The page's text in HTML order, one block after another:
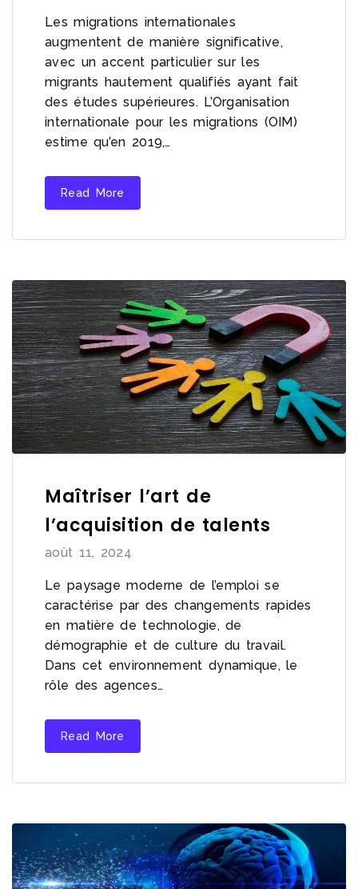
Les migrations internationales
augmentent de manière significative,
avec un accent particulier sur les
migrants hautement qualifiés ayant fait
des études supérieures. L’Organisation
internationale pour les migrations (OIM)
estime qu’en 2019,…
Read More
Maîtriser l’art de
l’acquisition de talents
août 11, 2024
Le paysage moderne de l’emploi se
caractérise par des changements rapides
en matière de technologie, de
démographie et de culture du travail.
Dans cet environnement dynamique, le
rôle des agences…
Read More